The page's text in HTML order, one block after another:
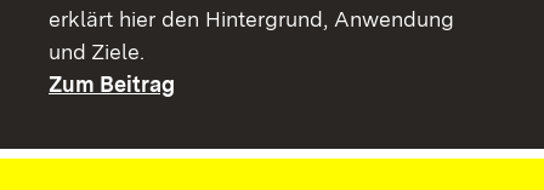
erklärt hier den Hintergrund, Anwendung
und Ziele.
Zum Beitrag